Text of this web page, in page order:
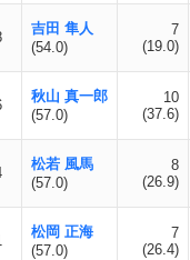
吉田 隼人
(54.0)
7
(19.0)
秋山 真一郎
(57.0)
10
(37.6)
松若 風馬
(57.0)
8
(26.9)
松岡 正海
(57.0)
7
(26.4)